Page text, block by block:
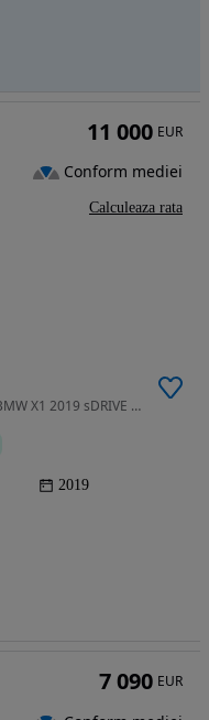
1499 cm3 • 140 CP • GARANTIE 12 LUNI! BMW X1 2019 sDRIVE 18I Advantage 1.5L 140HP
2019
11 000 EUR
Conform mediei
Calculeaza rata
7 090 EUR